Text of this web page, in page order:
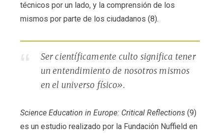
técnicos por un lado, y la comprensión de los
mismos por parte de los ciudadanos (8).
Ser científicamente culto significa tener
un entendimiento de nosotros mismos
en el universo físico».
Science Education in Europe: Critical Reflections (9)
es un estudio realizado por la Fundación Nuffield en